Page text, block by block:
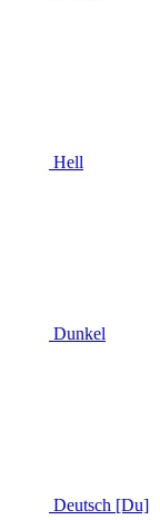
Hell
Dunkel
Deutsch [Du]